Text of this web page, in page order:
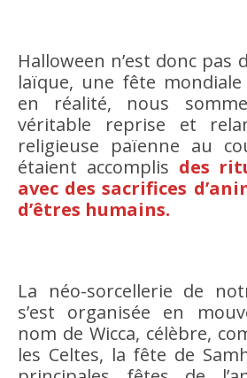
Halloween n’est donc
laïque, une fête
en réalité, nous
véritable reprise et
religieuse païenne au
étaient accomplis des
avec des sacrifices
d’êtres humains.
La néo-sorcellerie de
s’est organisée en
nom de Wicca, célèbre,
les Celtes, la fête de